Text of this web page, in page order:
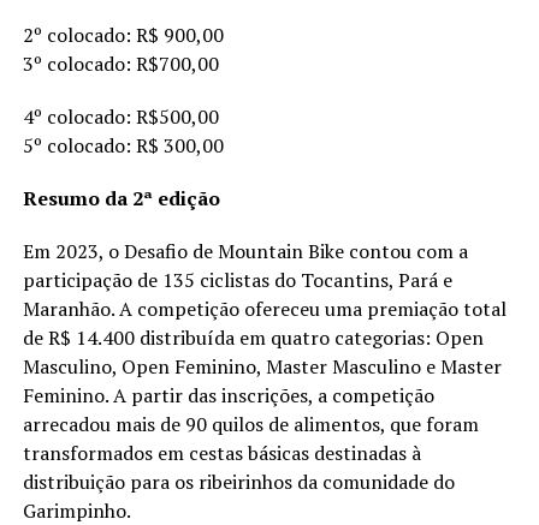
2º colocado: R$ 900,00
3º colocado: R$700,00
4º colocado: R$500,00
5º colocado: R$ 300,00
Resumo da 2ª edição
Em 2023, o Desafio de Mountain Bike contou com a
participação de 135 ciclistas do Tocantins, Pará e
Maranhão. A competição ofereceu uma premiação total
de R$ 14.400 distribuída em quatro categorias: Open
Masculino, Open Feminino, Master Masculino e Master
Feminino. A partir das inscrições, a competição
arrecadou mais de 90 quilos de alimentos, que foram
transformados em cestas básicas destinadas à
distribuição para os ribeirinhos da comunidade do
Garimpinho.